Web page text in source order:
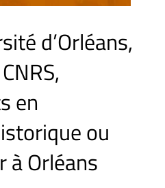
d’Orléans,
en
ou
à Orléans